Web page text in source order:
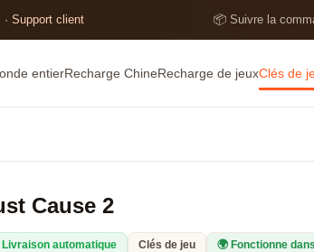
Support client 📦 Suivre la
entierRecharge ChineRecharge de jeuxClés de
Cause 2
Livraison automatique Clés de jeu 🌍 Fonctionne